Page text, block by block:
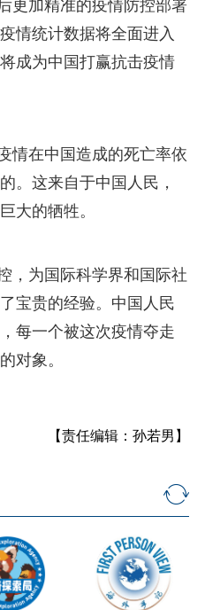
更加精准的疫情防控部署
情统计数据将全面进入
成为中国打赢抗击疫情
情在中国造成的死亡率依
。这来自于中国人民，
大的牺牲。
，为国际科学界和国际社
宝贵的经验。中国人民
每一个被这次疫情夺走
对象。
【责任编辑：孙若男】